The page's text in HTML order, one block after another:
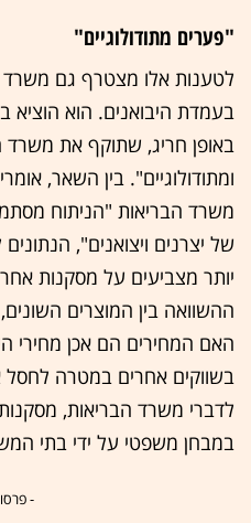
​"פערים מתודולוגיים"
לטענות אלו מצטרף גם משרד
באופן חריג, שתוקף את משרד
ומתודולוגיים". בין השאר,
משרד הבריאות "הניתוח
של יצרנים ויצואנים",
יותר מצביעים על מסקנות
ההשוואה בין המוצרים
האם המחירים הם אכן מחירי
בשווקים אחרים במטרה לחסל
לדברי משרד הבריאות,
במבחן משפטי על ידי בתי
-